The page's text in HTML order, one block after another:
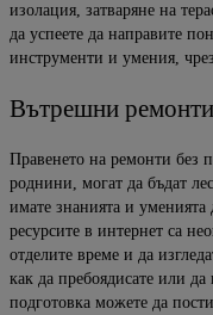
изолация, затваряне на
да успеете да направите
инструменти и умения,
Вътрешни
Правенето на ремонти
роднини, могат да бъдат
имате знанията и уменията
ресурсите в интернет са
отделите време и да
как да пребоядисате или
подготовка можете да